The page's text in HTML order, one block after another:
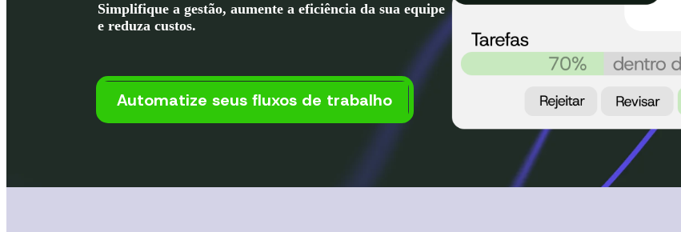
Simplifique a gestão, aumente a eficiência da sua equipe
e reduza custos.
Automatize seus fluxos de trabalho